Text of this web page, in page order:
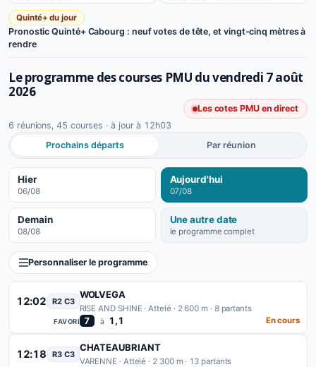
Quinté+ du jour
Pronostic Quinté+ Cabourg : neuf votes de tête, et vingt-cinq mètres à
rendre
Le programme des courses PMU duvendredi 7 août
2026
6 réunions, 45 courses · à jour à 12h03
Les cotes PMU en direct
Prochains départs Par réunion
Hier
06/08
Aujourd'hui
07/08
Demain
08/08
Une autre date
le programme complet
Personnaliser le programme
12:02 R2 C3
WOLVEGA
RISE AND SHINE ·Attelé · 2 600 m · 8 partants
FAVORI 7 à 1,1 En cours
12:18 R3 C3
CHATEAUBRIANT
VARENNE · Attelé · 2 300 m · 13 partants